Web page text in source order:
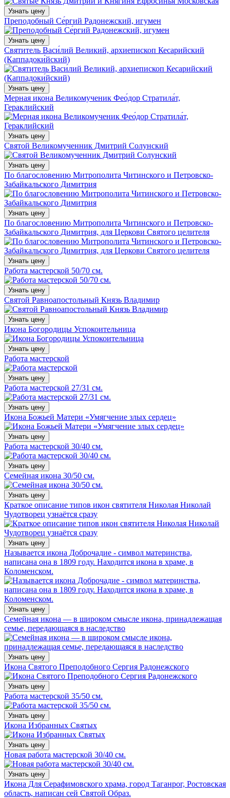
Узнать цену
Преподобный Се́ргий Радонежский, игумен
Узнать цену
Святитель Васи́лий Великий, архиепископ Кесарийский
(Каппадоки́йский)
Узнать цену
Мерная икона Великомученик Фео́дор Стратила́т,
Гераклийский
Узнать цену
Святой Великомученник Дмитрий Солунский
Узнать цену
По благословению Митрополита Читинского и Петровско-
Забайкальского Димитрия
Узнать цену
По благословению Митрополита Читинского и Петровско-
Забайкальского Димитрия, для Церкови Святого целителя
Узнать цену
Работа мастерской 50/70 см.
Узнать цену
Святой Равноапостольный Князь Владимир
Узнать цену
Икона Богородицы Успокоительница
Узнать цену
Работа мастерской
Узнать цену
Работа мастерской 27/31 см.
Узнать цену
Икона Божьей Матери «Умягчение злых сердец»
Узнать цену
Работа мастерской 30/40 см.
Узнать цену
Семейная икона 30/50 см.
Узнать цену
Краткое описание типов икон святителя Николая Николай
Чудотворец узнаётся сразу
Узнать цену
Называется икона Доброчадие - cимвол материнства,
написана она в 1809 году. Находится икона в храме, в
Коломенском.
Узнать цену
Семейная икона — в широком смысле икона, принадлежащая
семье, передающаяся в наследство
Узнать цену
Икона Святого Преподобного Сергия Радонежского
Узнать цену
Работа мастерской 35/50 см.
Узнать цену
Икона Избранных Святых
Узнать цену
Новая работа мастерской 30/40 см.
Узнать цену
Икона Для Серафимовского храма, город Таганрог, Ростовская
область, написан сей Святой Образ.